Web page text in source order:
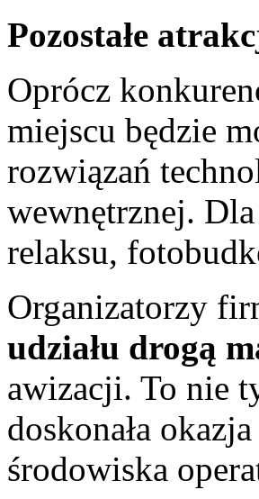
Pozostałe
Oprócz
miejscu będzie
rozwiązań
wewnętrznej.
relaksu,
Organizatorzy
udziału drogą
awizacji. To nie
doskonała
środowiska